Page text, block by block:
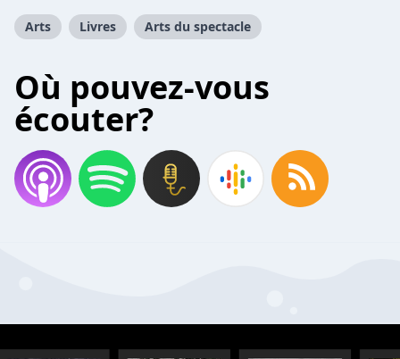
Arts Livres Arts du spectacle
Où pouvez-vous
écouter?